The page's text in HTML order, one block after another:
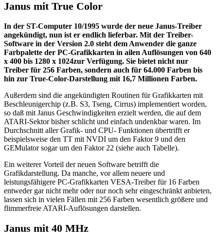
Janus mit True Color
In der ST-Computer 10/1995 wurde der neue Janus-Treiber
angekündigt, nun ist er endlich lieferbar. Mit der Treiber-
Software in der Version 2.0 steht dem Anwender die ganze
Farbpalette der PC-Grafikkarten in ailen Auflösungen von 640
x 400 bis 1280 x 1024zur Verfügung. Sie bietet nicht nur
Treiber für 256 Farben, sondern auch für 64.000 Farben bis
hin zur True-Color-Darstellung mit 16,7 Millionen Farben.
Außerdem sind die angekündigten Routinen für Grafikkarten mit
Beschleunigerchip (z.B. S3, Tseng, Cirrus) implementiert worden,
so daß mit Janus Geschwindigkeiten erzielt werden, die auf dem
ATARI-Sektor bisher schlicht und einfach undenkbar waren. Im
Durchschnitt aller Grafik- und CPU- Funktionen übertrifft er
beispielsweise den TT mit NVDI um den Faktor 9 und den
GEMulator sogar um den Faktor 22 (siehe auch Tabelle).
Ein weiterer Vorteil der neuen Software betrifft die
Grafikdarstellung. Da manche, vor allem neuere und
leistungsfähigere PC-Grafikkarten VESA-Treiber für 16 Farben
entweder gar nicht mehr oder nur noch sehr eingeschränkt anbieten,
lassen sich in vielen Fällen mit 256 Farben wesentlich größere und
flimmerfreie ATARI-Auflösungen darstellen.
Janus mit 40 MHz